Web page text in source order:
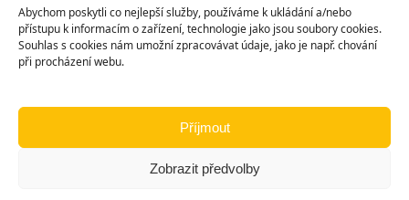
Abychom poskytli co nejlepší služby, používáme k ukládání a/nebo
přístupu k informacím o zařízení, technologie jako jsou soubory cookies.
Souhlas s cookies nám umožní zpracovávat údaje, jako je např. chování
při procházení webu.
Příjmout
Zobrazit předvolby